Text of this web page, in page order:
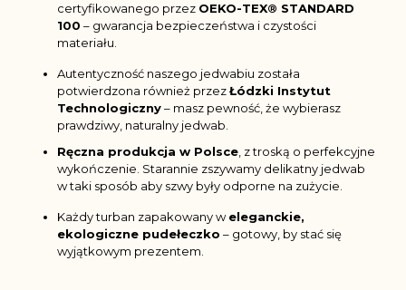
certyfikowanego przez OEKO-TEX® STANDARD
100 – gwarancja bezpieczeństwa i czystości
materiału.
Autentyczność naszego jedwabiu została
potwierdzona również przezŁódzki Instytut
Technologiczny– masz pewność, że wybierasz
prawdziwy, naturalny jedwab.
Ręczna produkcja w Polsce, z troską o perfekcyjne
wykończenie. Starannie zszywamy delikatny jedwab
w taki sposób aby szwy były odporne na zużycie.
Każdy turban zapakowany weleganckie,
ekologiczne pudełeczko – gotowy, by stać się
wyjątkowym prezentem.